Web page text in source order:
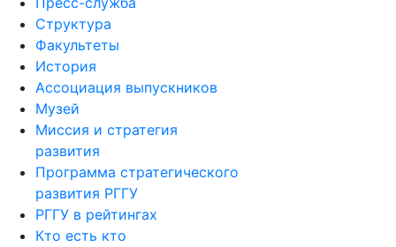
Структура
Факультеты
История
Ассоциация выпускников
Музей
Миссия и стратегия
развития
Программа стратегического
развития РГГУ
РГГУ в рейтингах
Кто есть кто